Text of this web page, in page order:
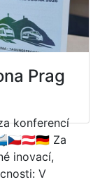
Prag
konferencí
Za
inovací,
V